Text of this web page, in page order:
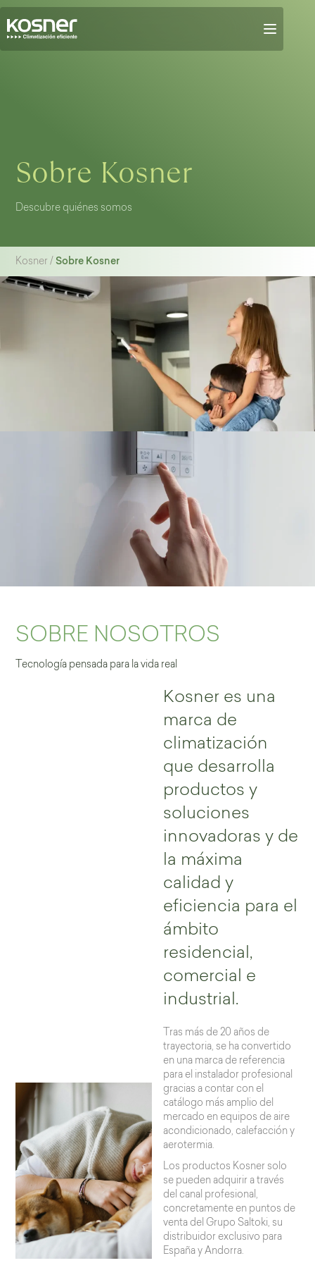
Sobre Kosner
Descubre quiénes somos
Kosner / Sobre Kosner
SOBRE NOSOTROS
Tecnología pensada para la vida real
Kosner es una
marca de
climatización
que desarrolla
productos y
soluciones
innovadoras y de
la máxima
calidad y
eficiencia para el
ámbito
residencial,
comercial e
industrial.
Tras más de 20 años de
trayectoria, se ha convertido
en una marca de referencia
para el instalador profesional
gracias a contar con el
catálogo más amplio del
mercado en equipos de aire
acondicionado, calefacción y
aerotermia.
Los productos Kosner solo
se pueden adquirir a través
del canal profesional,
concretamente en puntos de
venta del Grupo Saltoki, su
distribuidor exclusivo para
España y Andorra.